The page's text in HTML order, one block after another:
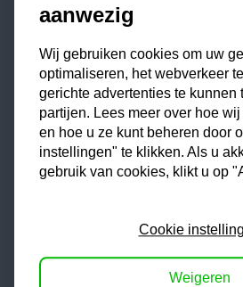
Lasapparaat
Aggregaat
Hefbrug
Motorlift
Schaarlift
Heftafel
Algemeen
aanwezig
Wij gebruiken cookies om uw
optimaliseren, het webverkeer
gerichte advertenties te kunnen
partijen. Lees meer over hoe
en hoe u ze kunt beheren door
instellingen" te klikken. Als u
gebruik van cookies, klikt u op
Cookie
Weigeren